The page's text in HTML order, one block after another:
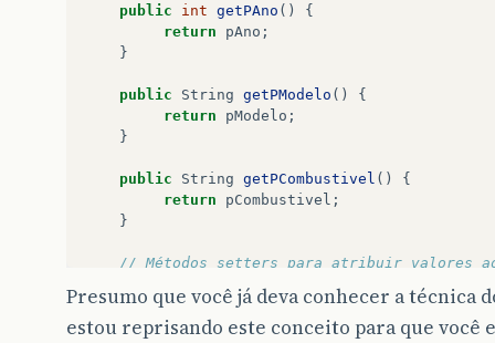
public
int getPAno ()
{
return
pAno ;
}
public String getPModelo ()
{
return
pModelo ;
}
public String getPCombustivel ()
{
return
pCombustivel ;
}
// Métodos setters para atribuir valores
setPAno pAno
this . pAno = pAno;
}
Presumo que você já deva conhecer a técnica
estou reprisando este conceito para que você